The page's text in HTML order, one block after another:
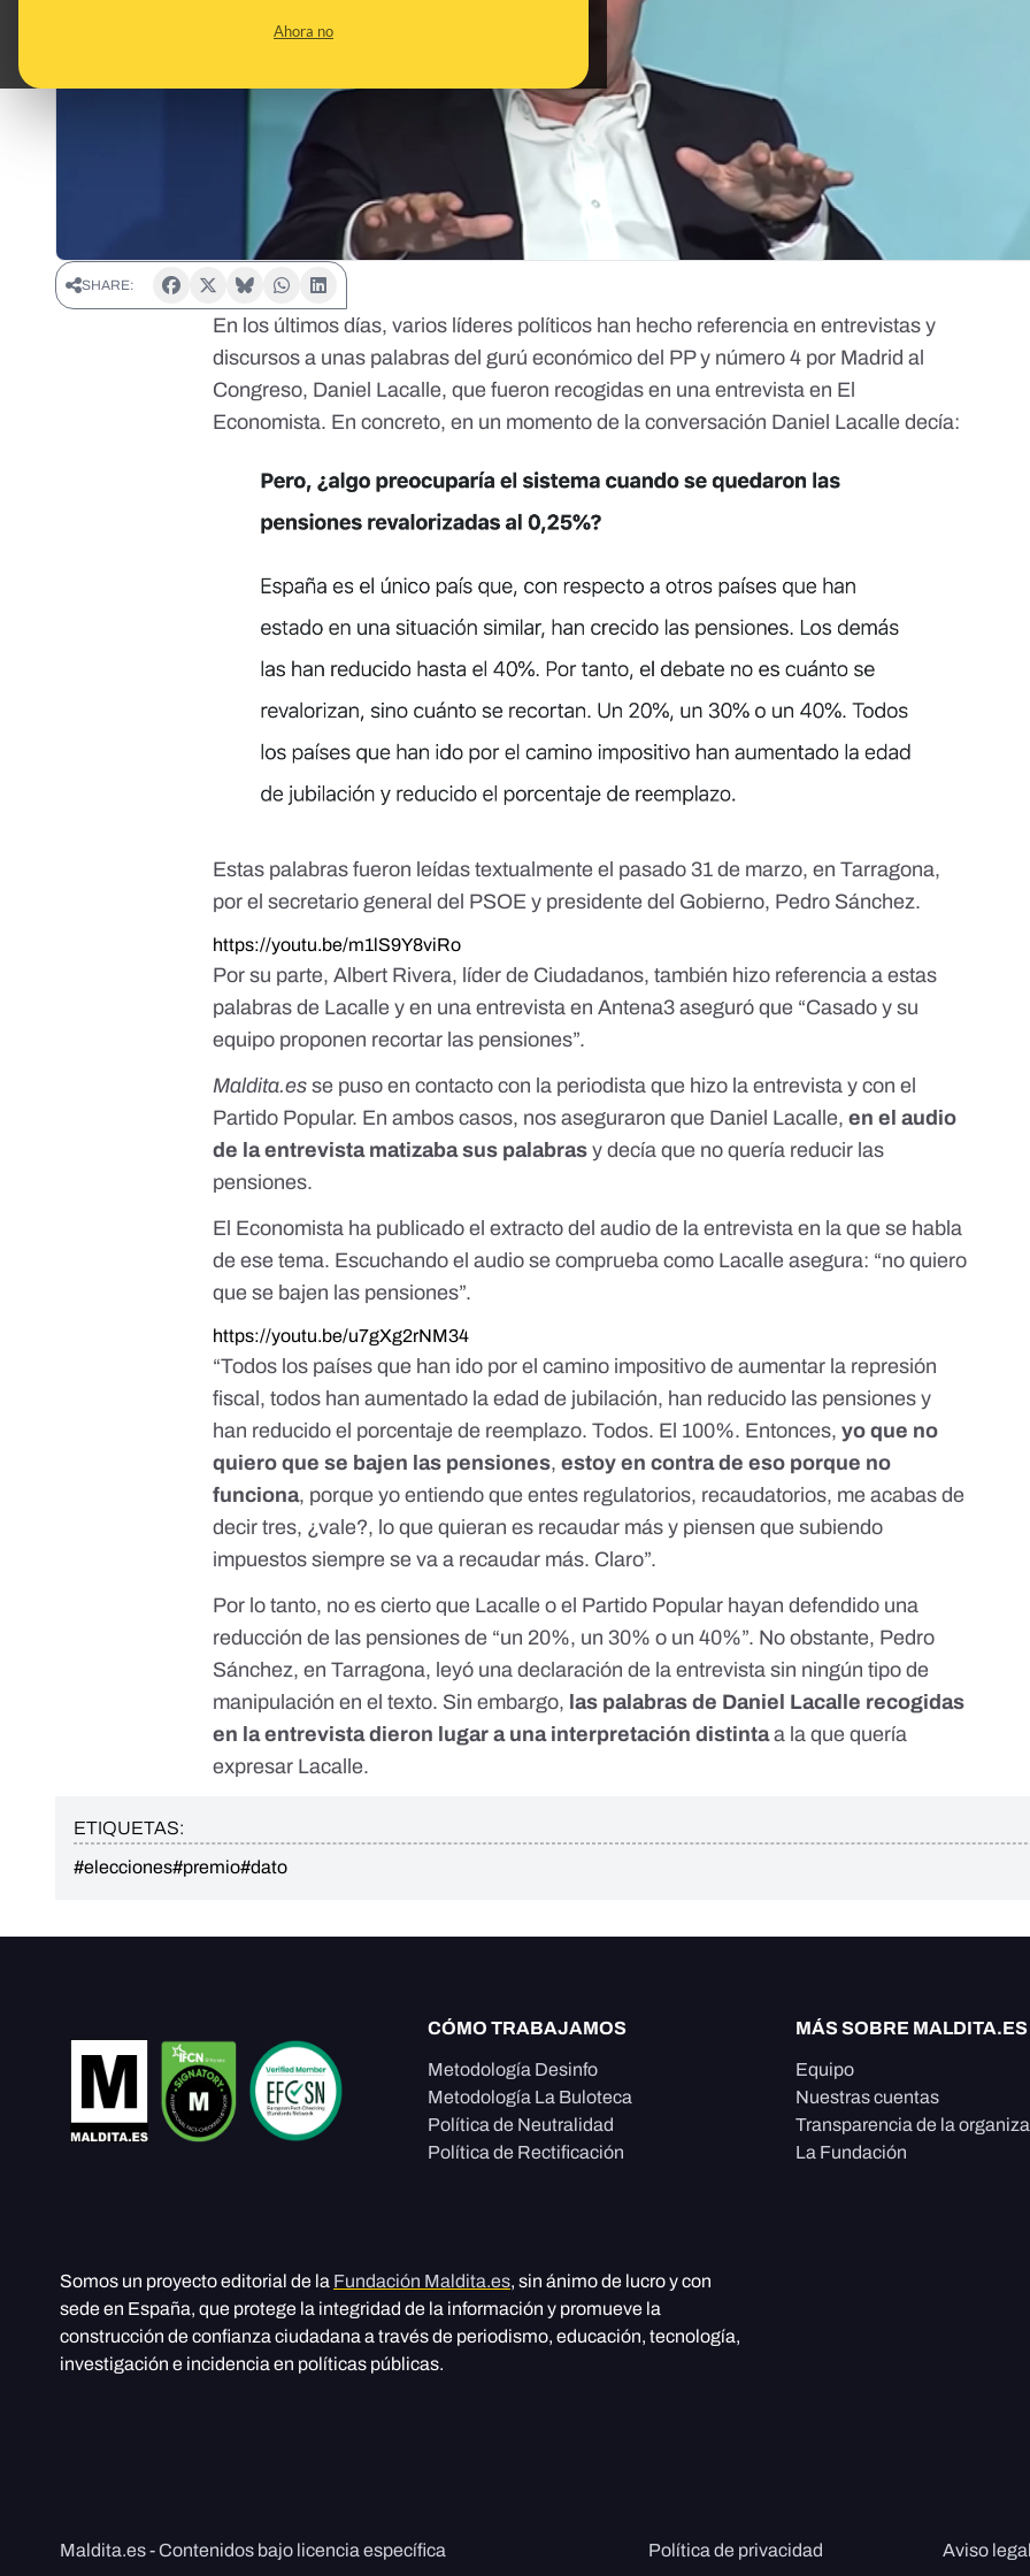
Ahora no
SHARE:
En los últimos días, varios líderes políticos han hecho referencia en entrevistas y
discursos a unas palabras del gurú económico del PP y número 4 por Madrid al
Congreso, Daniel Lacalle, que fueron recogidas en una entrevista en El
Economista. En concreto, en un momento de la conversación Daniel Lacalle decía:
Estas palabras fueron leídas textualmente el pasado 31 de marzo, en Tarragona,
por el secretario general del PSOE y presidente del Gobierno, Pedro Sánchez.
https://youtu.be/m1lS9Y8viRo
Por su parte, Albert Rivera, líder de Ciudadanos, también hizo referencia a estas
palabras de Lacalle yen una entrevista en Antena3 aseguró que “Casado y su
equipo proponen recortar las pensiones”.
Maldita.es se puso en contacto con la periodista que hizo la entrevista y con el
Partido Popular. En ambos casos, nos aseguraron que Daniel Lacalle,en el audio
de la entrevista matizaba sus palabras y decía que no quería reducir las
pensiones.
El Economista ha publicado el extracto del audio de la entrevistaen la que se habla
de ese tema. Escuchando el audio se comprueba como Lacalle asegura: “no quiero
que se bajen las pensiones”.
https://youtu.be/u7gXg2rNM34
“Todos los países que han ido por el camino impositivo de aumentar la represión
fiscal, todos han aumentado la edad de jubilación, han reducido las pensiones y
han reducido el porcentaje de reemplazo. Todos. El 100%. Entonces,yo que no
quiero que se bajen las pensiones, estoy en contra de eso porque no
funciona, porque yo entiendo que entes regulatorios, recaudatorios, me acabas de
decir tres, ¿vale?, lo que quieran es recaudar más y piensen que subiendo
impuestos siempre se va a recaudar más. Claro”.
Por lo tanto, no es cierto que Lacalle o el Partido Popular hayan defendido una
reducción de las pensiones de “un 20%, un 30% o un 40%”. No obstante, Pedro
Sánchez, en Tarragona, leyó una declaración de la entrevista sin ningún tipo de
manipulación en el texto. Sin embargo, las palabras de Daniel Lacalle recogidas
en la entrevista dieron lugar a una interpretación distintaa la que quería
expresar Lacalle.
ETIQUETAS:
#elecciones#premio#dato
CÓMO TRABAJAMOS
Metodología Desinfo
Metodología La Buloteca
Política de Neutralidad
Política de Rectificación
MÁS SOBRE MALDITA.ES
Equipo
Nuestras cuentas
Transparencia de la
La Fundación
Somos un proyecto editorial de la Fundación Maldita.es, sin ánimo de lucro y con
sede en España, que protege la integridad de la información y promueve la
construcción de confianza ciudadana a través de periodismo, educación, tecnología,
investigación e incidencia en políticas públicas.
Maldita.es - Contenidos bajo licencia específica Política de privacidad Aviso legal